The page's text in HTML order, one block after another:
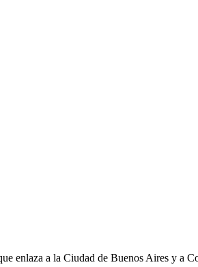
enlaza a la Ciudad de Buenos Aires y a